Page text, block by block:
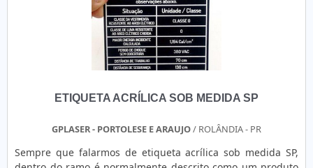
ETIQUETA ACRÍLICA SOB MEDIDA SP
GPLASER - PORTOLESE E ARAUJO/ ROLÂNDIA - PR
Sempre que falarmos de etiqueta acrílica sob medida SP,